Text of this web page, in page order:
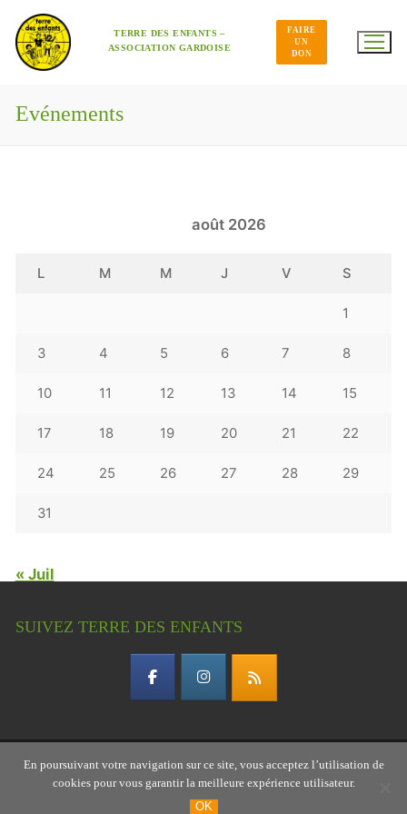
contenu
TERRE DES ENFANTS –
ASSOCIATION GARDOISE
FAIRE
UN
DON
Evénements
août 2026
L M M J V S
1
3 4 5 6 7 8
10 11 12 13 14 15
17 18 19 20 21 22
24 25 26 27 28 29
31
« Juil
SUIVEZ TERRE DES ENFANTS
Copyright © 2026 Terre des enfants – association
gardoise
En poursuivant votre navigation sur ce site, vous acceptez l’utilisation de
cookies pour vous garantir la meilleure expérience utilisateur.
OK